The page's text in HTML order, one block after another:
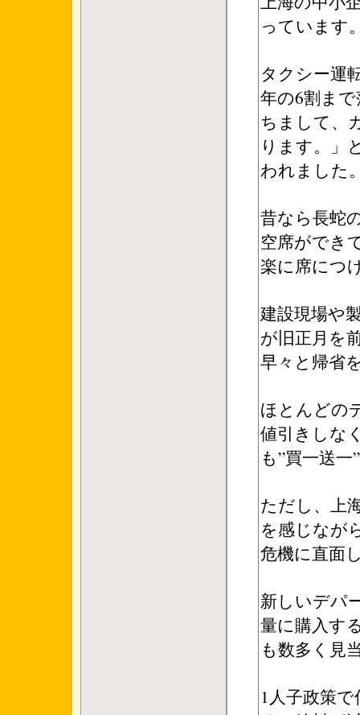
っています
タクシー運
年の6割まで
ちまして、
ります。」
われました
昔なら長蛇
空席ができ
楽に席につ
建設現場や
が旧正月を
早々と帰省
ほとんどの
値引きしな
も”買一送
ただし、上
を感じなが
危機に直面
新しいデパ
量に購入す
も数多く見
1人子政策